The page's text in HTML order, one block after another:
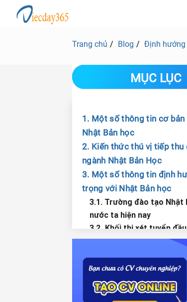
Trang chủ Blog Định hướng
MỤC LỤC
1. Một số thông tin cơ bản
Nhật Bản học
2. Kiến thức thú vị tiếp
ngành Nhật Bản Học
3. Một số thông tin định
trọng với Nhật Bản học
3.1. Trường đào tạo Nhật
nước ta hiện nay
3.2. Khối thi xét tuyển
trường đại học
3.3. Điểm chuẩn xét tuyển
trường cho ngành Nhật
4. Cơ hội việc làm đa dạng
cử ngành Nhật Bản học